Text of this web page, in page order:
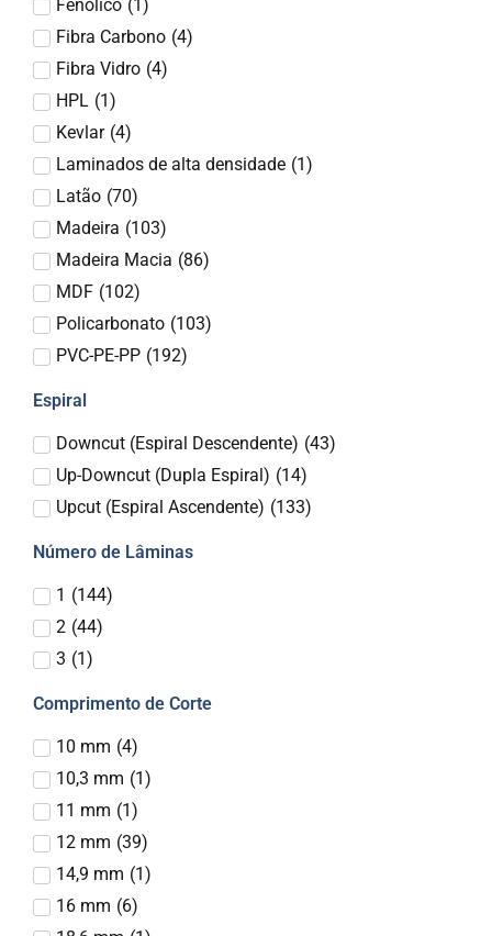
Fenólico (1)
Fibra Carbono (4)
Fibra Vidro (4)
HPL (1)
Kevlar (4)
Laminados de alta densidade (1)
Latão (70)
Madeira (103)
Madeira Macia (86)
MDF (102)
Policarbonato (103)
PVC-PE-PP (192)
Espiral
Downcut (Espiral Descendente) (43)
Up-Downcut (Dupla Espiral) (14)
Upcut (Espiral Ascendente) (133)
Número de Lâminas
1 (144)
2 (44)
3 (1)
Comprimento de Corte
10 mm (4)
10,3 mm (1)
11 mm (1)
12 mm (39)
14,9 mm (1)
16 mm (6)